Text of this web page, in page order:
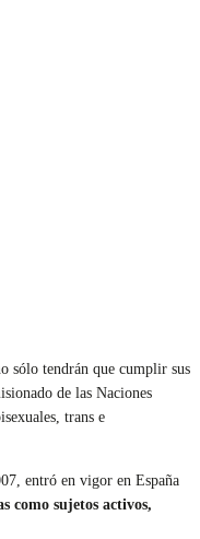
sólo tendrán que cumplir sus
de las Naciones
trans e
entró en vigor en España
como sujetos activos,